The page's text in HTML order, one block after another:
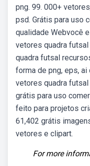
png. 99. 000+
psd. Grátis para uso
qualidade Webvocê
vetores quadra
quadra futsal
forma de png, eps,
vetores quadra
grátis para uso
feito para projetos
61,402 grátis
vetores e clipart.
For more